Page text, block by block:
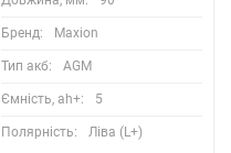
Бренд: Maxion
Тип акб: AGM
Ємність, ah+: 5
Полярність: Ліва (L+)